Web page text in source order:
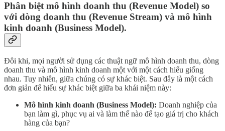
Phân biệt mô hình doanh thu (Revenue Model) so
với dòng doanh thu (Revenue Stream) và mô hình
kinh doanh (Business Model).
Đôi khi, mọi người sử dụng các thuật ngữ mô hình doanh thu, dòng
doanh thu và mô hình kinh doanh một với một cách hiểu giống
nhau. Tuy nhiên, giữa chúng có sự khác biệt. Sau đây là một cách
đơn giản để hiểu sự khác biệt giữa ba khái niệm này:
Mô hình kinh doanh (Business Model): Doanh nghiệp của
bạn làm gì, phục vụ ai và làm thế nào để tạo giá trị cho khách
hàng của bạn?